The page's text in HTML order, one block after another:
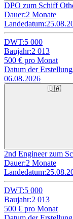
DPO zum Schiff
Dauer:2 Monate
Landedatum:
DWT:5 000
Baujahr:2 013
500 € pro Monat
Datum der
06.08.2026
🇺🇦
2nd Engineer zum
Dauer:2 Monate
Landedatum:
DWT:5 000
Baujahr:2 013
500 € pro Monat